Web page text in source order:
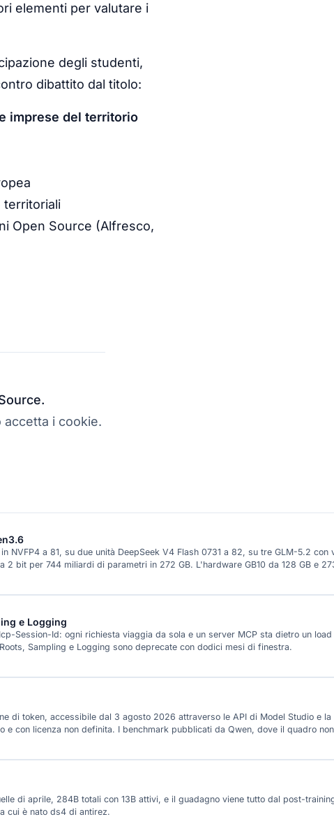
NVFP4 a 81, su due unità DeepSeek V4 Flash 0731 a 82, su tre GLM-5.2
bit per 744 miliardi di parametri in 272 GB. L'hardware GB10 da 128 GB e
e Logging
Session-Id: ogni richiesta viaggia da sola e un server MCP sta dietro un
Sampling e Logging sono deprecate con dodici mesi di finestra.
token, accessibile dal 3 agosto 2026 attraverso le API di Model Studio e
con licenza non definita. I benchmark pubblicati da Qwen, dove il quadro
di aprile, 284B totali con 13B attivi, e il guadagno viene tutto dal post-
cui è nato ds4 di antirez.
elementi per valutare i
degli studenti,
dibattito dal titolo:
imprese del territorio
territoriali
Open Source (Alfresco,
accetta i cookie.